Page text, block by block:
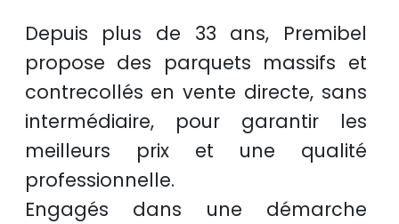
Depuis plus de 33 ans, Premibel
propose des parquets massifs et
contrecollés envente directe, sans
intermédiaire, pour garantir les
meilleurs prixet une qualité
professionnelle.
Engagés dans une démarche